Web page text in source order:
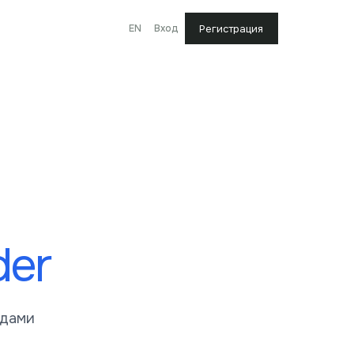
EN Вход Регистрация